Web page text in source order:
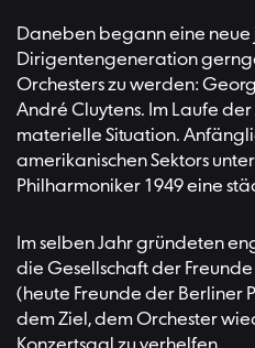
Daneben begann eine neue
Dirigentengeneration
Orchesters zu werden:
André Cluytens. Im Laufe
materielle Situation.
amerikanischen Sektors
Philharmoniker 1949 eine
Im selben Jahr gründeten
die Gesellschaft der
(heute Freunde der Berliner
dem Ziel, dem Orchester